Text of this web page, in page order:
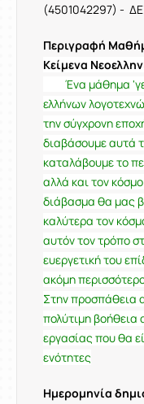
(4501042297) -
Περιγραφή
Κείμενα
Ένα μάθημα
ελλήνων
την σύγχρονη
διαβάσουμε αυτά
καταλάβουμε το
αλλά και τον
διάβασμα θα μας
καλύτερα τον
αυτόν τον τρόπο
ευεργετική του
ακόμη
Στην προσπάθεια
πολύτιμη βοήθεια
εργασίας που θα
ενότητες
Ημερομηνία